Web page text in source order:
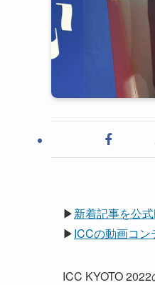
▶新着記事を公
▶ICCの動画コン
ICC KYOTO